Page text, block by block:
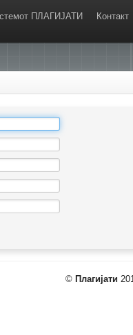
ПЛАГИЈАТИ Контакт
© Плагијати